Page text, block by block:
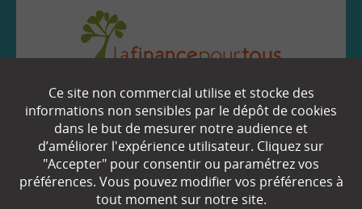
EN SAVOIR
Qui sommes-nous ?
Partenaires
Ce site non commercial utilise et stocke des
informations non sensibles par le dépôt de cookies
dans le but de mesurer notre audience et
d’améliorer l'expérience utilisateur. Cliquez sur
"Accepter" pour consentir ou paramétrez vos
préférences. Vous pouvez modifier vos préférences à
tout moment sur notre site.